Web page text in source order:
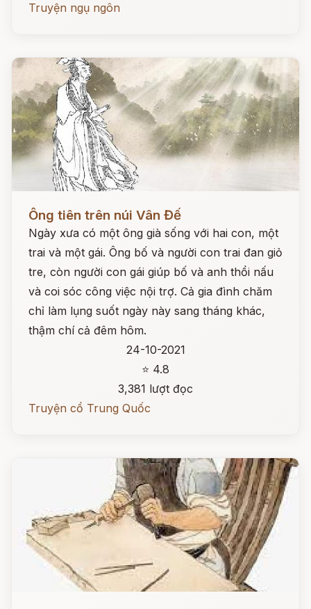
Truyện ngụ ngôn
Đọc ngay
Ông tiên trên núi Vân Đế
Ngày xưa có một ông già sống với hai con, một
trai và một gái. Ông bố và người con trai đan giỏ
tre, còn người con gái giúp bố và anh thổi nấu
và coi sóc công việc nội trợ. Cả gia đình chăm
chỉ làm lụng suốt ngày này sang tháng khác,
thậm chí cả đêm hôm.
24-10-2021
⭐ 4.8
3,381 lượt đọc
Truyện cổ Trung Quốc